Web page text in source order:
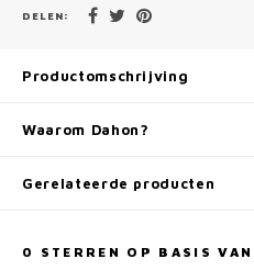
DELEN:
Productomschrijving
Waarom Dahon?
Gerelateerde producten
accu
0 STERREN OP BASIS VAN